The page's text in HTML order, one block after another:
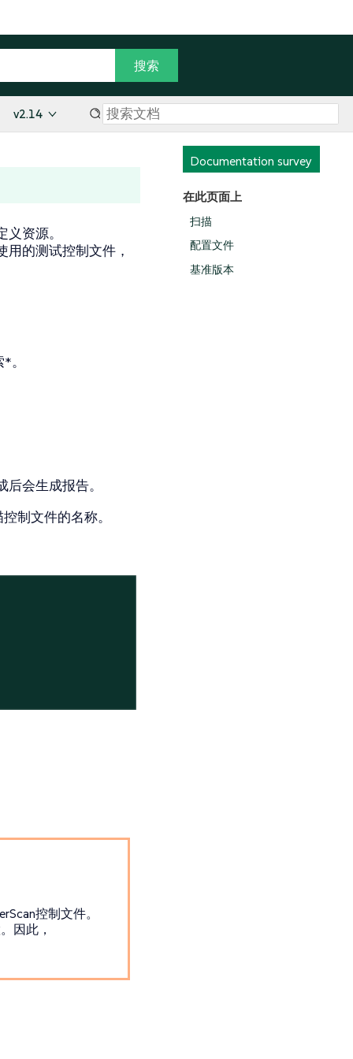
v2.14
Documentation survey
在此页面上
扫描
配置文件
基准版本
资源。
的测试控制文件，
。
会生成报告。
制文件的名称。
控制文件。
因此，